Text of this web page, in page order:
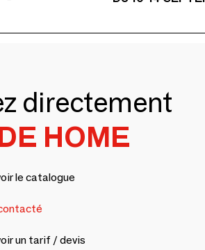
directement
HOME
le catalogue
un tarif / devis